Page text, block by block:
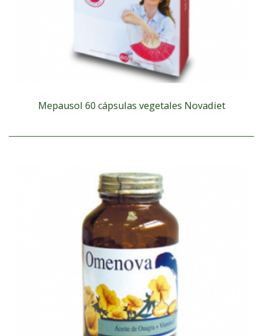
Mepausol 60 cápsulas vegetales Novadiet